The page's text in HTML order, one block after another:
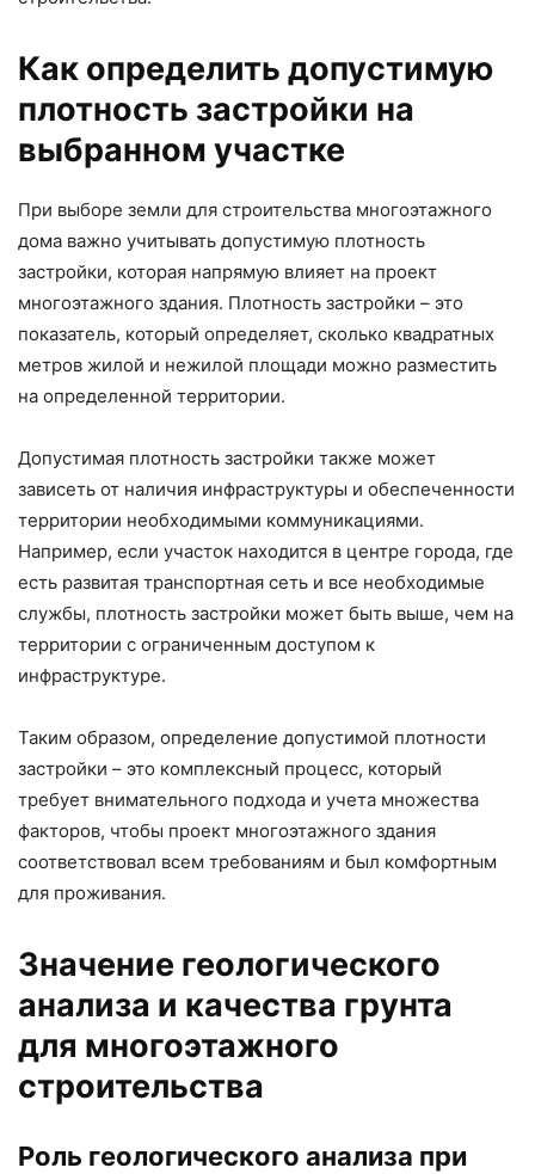
Как определить допустимую
плотность застройки на
выбранном участке
При выборе земли для строительства многоэтажного
дома важно учитывать допустимую плотность
застройки, которая напрямую влияет на проект
многоэтажного здания. Плотность застройки – это
показатель, который определяет, сколько квадратных
метров жилой и нежилой площади можно разместить
на определенной территории.
Допустимая плотность застройки также может
зависеть от наличия инфраструктуры и обеспеченности
территории необходимыми коммуникациями.
Например, если участок находится в центре города, где
есть развитая транспортная сеть и все необходимые
службы, плотность застройки может быть выше, чем на
территории с ограниченным доступом к
инфраструктуре.
Таким образом, определение допустимой плотности
застройки – это комплексный процесс, который
требует внимательного подхода и учета множества
факторов, чтобы проект многоэтажного здания
соответствовал всем требованиям и был комфортным
для проживания.
Значение геологического
анализа и качества грунта
для многоэтажного
строительства
Роль геологического анализа при